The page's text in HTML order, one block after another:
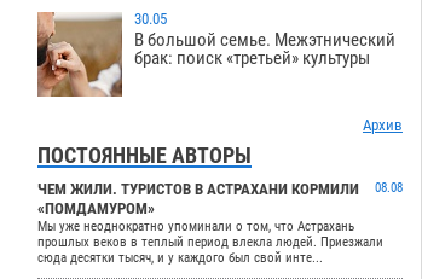
30.05
В большой семье. Межэтнический
брак: поиск «третьей» культуры
Архив
ПОСТОЯННЫЕ АВТОРЫ
ЧЕМ ЖИЛИ. ТУРИСТОВ В АСТРАХАНИ КОРМИЛИ
«ПОМДАМУРОМ»
08.08
Мы уже неоднократно упоминали о том, что Астрахань
прошлых веков в теплый период влекла людей. Приезжали
сюда десятки тысяч, и у каждого был свой инте...